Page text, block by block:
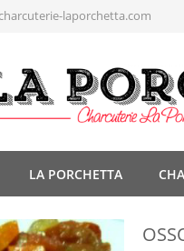
laporchetta.com
LA PORCHETTA